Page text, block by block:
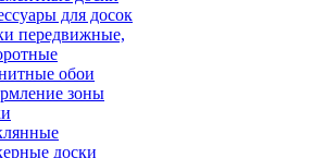
для досок
передвижные,
обои
зоны
доски